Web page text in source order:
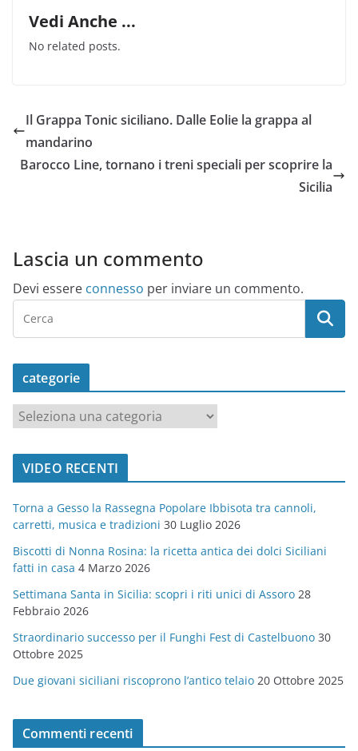
Vedi Anche ...
No related posts.
Il Grappa Tonic siciliano. Dalle Eolie la grappa al
mandarino
Barocco Line, tornano i treni speciali per scoprire la
Sicilia
Lascia un commento
Devi essere connesso per inviare un commento.
categorie
a
t
o
r
i
e
VIDEO RECENTI
Torna a Gesso la Rassegna Popolare Ibbisota tra cannoli,
carretti, musica e tradizioni 30 Luglio 2026
Biscotti di Nonna Rosina: la ricetta antica dei dolci Siciliani
fatti in casa 4 Marzo 2026
Settimana Santa in Sicilia: scopri i riti unici di Assoro 28
Febbraio 2026
Straordinario successo per il Funghi Fest di Castelbuono 30
Ottobre 2025
Due giovani siciliani riscoprono l’antico telaio 20 Ottobre 2025
Commenti recenti